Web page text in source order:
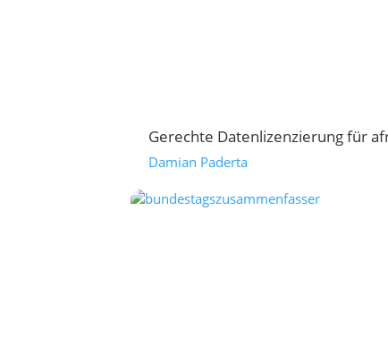
Gerechte Datenlizenzierung für
Damian Paderta